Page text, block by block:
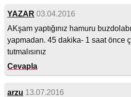
YAZAR 03.04.2016
AKşam yaptığınız hamuru
yapmadan. 45 dakika- 1 saat önce
tutmalısınız
Cevapla
arzu 13.07.2016